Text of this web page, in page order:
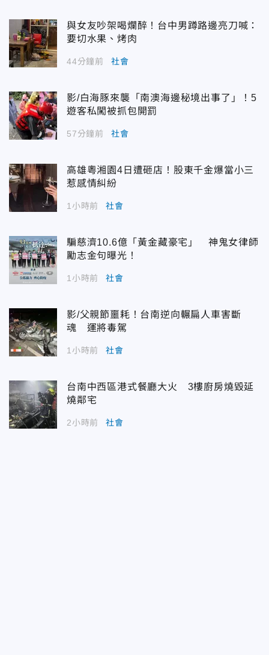
與女友吵架喝爛醉！台中男蹲路邊亮刀喊：
要切水果、烤肉
44分鐘前 社會
影/白海豚來襲「南澳海邊秘境出事了」！5
遊客私闖被抓包開罰
57分鐘前 社會
高雄粵湘園4日遭砸店！股東千金爆當小三
惹感情糾紛
1小時前 社會
騙慈濟10.6億「黃金藏豪宅」 神鬼女律師
勵志金句曝光！
1小時前 社會
影/父親節噩耗！台南逆向輾扁人車害斷
魂 運將毒駕
1小時前 社會
台南中西區港式餐廳大火 3樓廚房燒毀延
燒鄰宅
2小時前 社會